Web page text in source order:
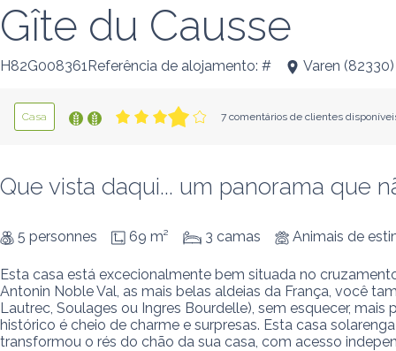
Gîte du Causse
H82G008361Referência de alojamento: # Varen (82330)
Casa 7 comentários de clientes
Que vista daqui... um panorama que
5 personnes 69 m² 3 camas Animais de
Esta casa está excecionalmente bem situada no
Antonin Noble Val, as mais belas aldeias da França, você
Lautrec, Soulages ou Ingres Bourdelle), sem esquecer,
histórico é cheio de charme e surpresas. Esta casa
transformou o rés do chão da sua casa, com acesso